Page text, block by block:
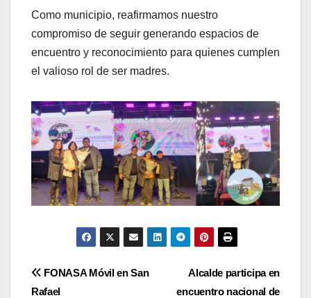
Como municipio, reafirmamos nuestro
compromiso de seguir generando espacios de
encuentro y reconocimiento para quienes cumplen
el valioso rol de ser madres.
Navegación
Alcalde participa en
encuentro nacional de
FONASA Móvil en San
Rafael